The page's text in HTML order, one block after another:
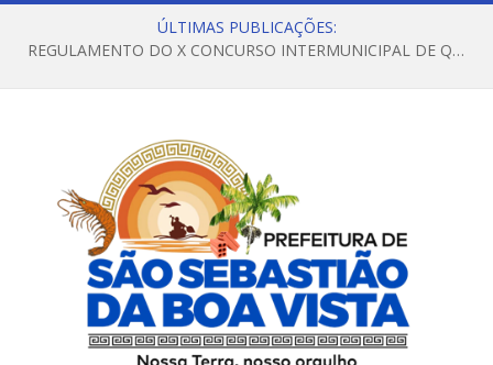
ÚLTIMAS PUBLICAÇÕES:
REGULAMENTO DO X CONCURSO INTERMUNICIPAL DE QUADRILHAS JUNINAS – 2026 – ARRAIÁ DA VENEZA